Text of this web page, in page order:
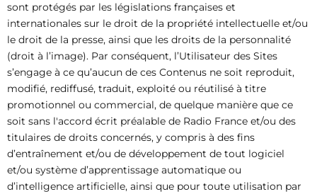
sont protégés par les législations françaises et
internationales sur le droit de la propriété intellectuelle et/ou
le droit de la presse, ainsi que les droits de la personnalité
(droit à l’image). Par conséquent, l’Utilisateur des Sites
s’engage à ce qu’aucun de ces Contenus ne soit reproduit,
modifié, rediffusé, traduit, exploité ou réutilisé à titre
promotionnel ou commercial, de quelque manière que ce
soit sans l'accord écrit préalable de Radio France et/ou des
titulaires de droits concernés, y compris à des fins
d’entraînement et/ou de développement de tout logiciel
et/ou système d’apprentissage automatique ou
d’intelligence artificielle, ainsi que pour toute utilisation par